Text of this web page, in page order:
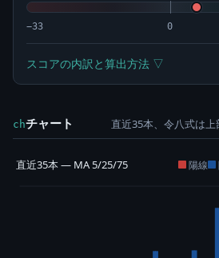
−33 0
スコアの内訳と算出方法 ▽
chチャート 直近35本、令八式は上
直近35本 — MA 5/25/75 陽線